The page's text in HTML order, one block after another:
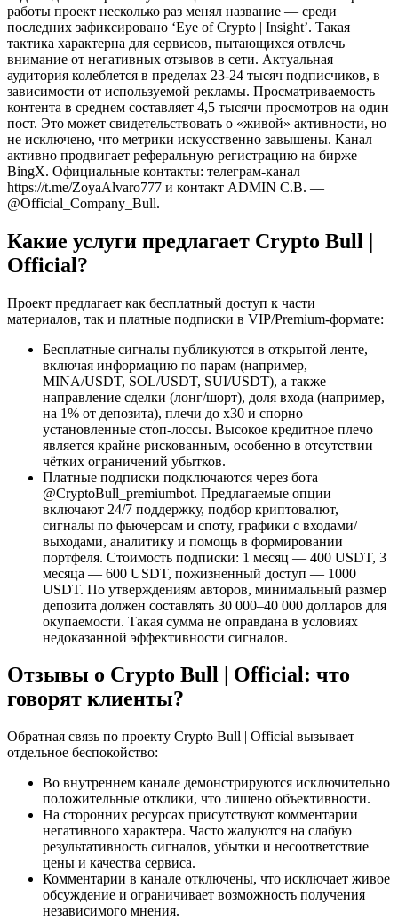
работы проект несколько раз менял название — среди
последних зафиксировано ‘Eye of Crypto | Insight’. Такая
тактика характерна для сервисов, пытающихся отвлечь
внимание от негативных отзывов в сети. Актуальная
аудитория колеблется в пределах 23-24 тысяч подписчиков, в
зависимости от используемой рекламы. Просматриваемость
контента в среднем составляет 4,5 тысячи просмотров на один
пост. Это может свидетельствовать о «живой» активности, но
не исключено, что метрики искусственно завышены. Канал
активно продвигает реферальную регистрацию на бирже
BingX. Официальные контакты: телеграм-канал
https://t.me/ZoyaAlvaro777 и контакт ADMIN C.B. —
@Official_Company_Bull.
Какие услуги предлагает Crypto Bull |
Official?
Проект предлагает как бесплатный доступ к части
материалов, так и платные подписки в VIP/Premium-формате:
Бесплатные сигналы публикуются в открытой ленте,
включая информацию по парам (например,
MINA/USDT, SOL/USDT, SUI/USDT), а также
направление сделки (лонг/шорт), доля входа (например,
на 1% от депозита), плечи до x30 и спорно
установленные стоп-лоссы. Высокое кредитное плечо
является крайне рискованным, особенно в отсутствии
чётких ограничений убытков.
Платные подписки подключаются через бота
@CryptoBull_premiumbot. Предлагаемые опции
включают 24/7 поддержку, подбор криптовалют,
сигналы по фьючерсам и споту, графики с входами/
выходами, аналитику и помощь в формировании
портфеля. Стоимость подписки: 1 месяц — 400 USDT, 3
месяца — 600 USDT, пожизненный доступ — 1000
USDT. По утверждениям авторов, минимальный размер
депозита должен составлять 30 000–40 000 долларов для
окупаемости. Такая сумма не оправдана в условиях
недоказанной эффективности сигналов.
Отзывы о Crypto Bull | Official: что
говорят клиенты?
Обратная связь по проекту Crypto Bull | Official вызывает
отдельное беспокойство:
Во внутреннем канале демонстрируются исключительно
положительные отклики, что лишено объективности.
На сторонних ресурсах присутствуют комментарии
негативного характера. Часто жалуются на слабую
результативность сигналов, убытки и несоответствие
цены и качества сервиса.
Комментарии в канале отключены, что исключает живое
обсуждение и ограничивает возможность получения
независимого мнения.